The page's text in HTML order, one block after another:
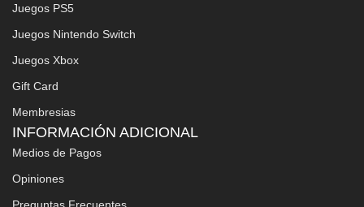
Juegos PS5
Juegos Nintendo Switch
Juegos Xbox
Gift Card
Membresias
INFORMACIÓN ADICIONAL
Medios de Pagos
Opiniones
Preguntas Frecuentes